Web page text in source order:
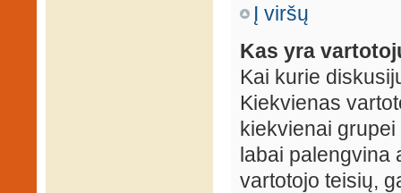
Į viršų
Kas yra
Kai kurie
Kiekvienas
kiekvienai
labai palengvina
vartotojo teisių,